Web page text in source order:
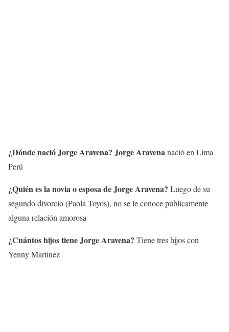
¿Dónde nacióJorge Aravena? Jorge Aravenanació en Lima
Perú
¿Quién es la novia o esposa deJorge Aravena? Luego de su
segundo divorcio (Paola Toyos), no se le conoce públicamente
alguna relación amorosa
¿Cuántos hijos tieneJorge Aravena? Tiene tres hijos con
Yenny Martínez